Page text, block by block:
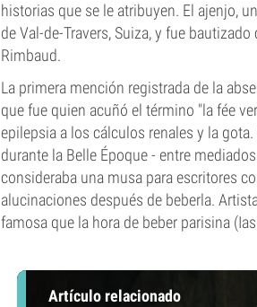
historias que se le atribuyen. El ajenjo,
de Val-de-Travers, Suiza, y fue
Rimbaud.
La primera mención registrada de la
que fue quien acuñó el término "la fée
epilepsia a los cálculos renales y la
durante la Belle Époque - entre
consideraba una musa para escritores
alucinaciones después de beberla.
famosa que la hora de beber parisina
Artículo relacionado